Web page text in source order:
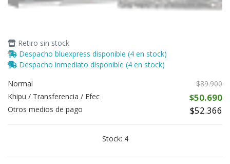
Retiro sin stock
Despacho bluexpress disponible (4 en stock)
Despacho inmediato disponible (4 en stock)
Normal
$89.900
Khipu / Transferencia / Efec
$50.690
Otros medios de pago $52.366
Stock: 4